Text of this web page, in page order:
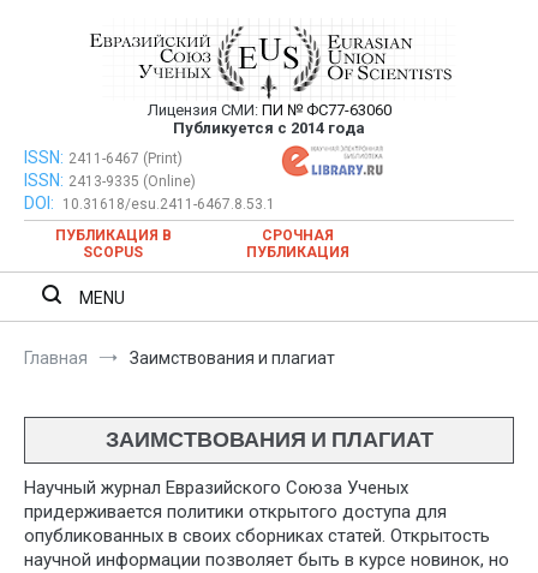
Евразийский Союз Ученых —
публикация научных статей в
ежемесячном научном журнале
Лицензия СМИ: ПИ № ФС77-63060
Публикуется с 2014 года
Евразийский Союз Ученых — публикация научных статей в
ежемесячном научном журнале
ISSN: 2411-6467 (Print)
ISSN: 2413-9335 (Online)
DOI:
10.31618/esu.2411-6467.8.53.1
ПУБЛИКАЦИЯ В
SCOPUS
СРОЧНАЯ
ПУБЛИКАЦИЯ
MENU
Главная Заимствования и плагиат
ЗАИМСТВОВАНИЯ И ПЛАГИАТ
Научный журнал Евразийского Союза Ученых
придерживается политики открытого доступа для
опубликованных в своих сборниках статей. Открытость
научной информации позволяет быть в курсе новинок, но